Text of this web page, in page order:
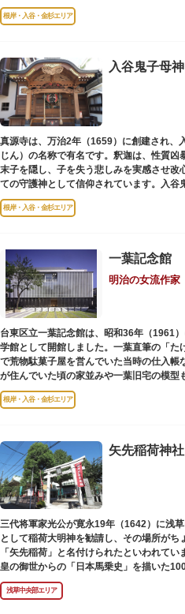
む約16000点が収蔵されています。
根岸・入谷・金杉エリア
入谷鬼子母神
真源寺は、万治2年（1659）に創建され、
じん）の名称で有名です。釈迦は、性質
末子を隠し、子を失う悲しみを実感させ改
ての守護神として信仰されています。入谷
った由来からツノのない「おに」の文字を
根岸・入谷・金杉エリア
一葉記念館
明治の女流作
台東区立一葉記念館は、昭和36年（1961
学館として開館しました。一葉直筆の「た
で荒物駄菓子屋を営んでいた当時の仕入帳
が住んでいた頃の家並みや一葉旧宅の模型
根岸・入谷・金杉エリア
三代将軍家光公が寛永19年（1642）に浅
として稲荷大明神を勧請し、その場所が
「矢先稲荷」と名付けられたといわれて
皇の御世からの「日本馬乗史」を描いた
わる歴史が一目瞭然に理解できます。
浅草中央部エリア